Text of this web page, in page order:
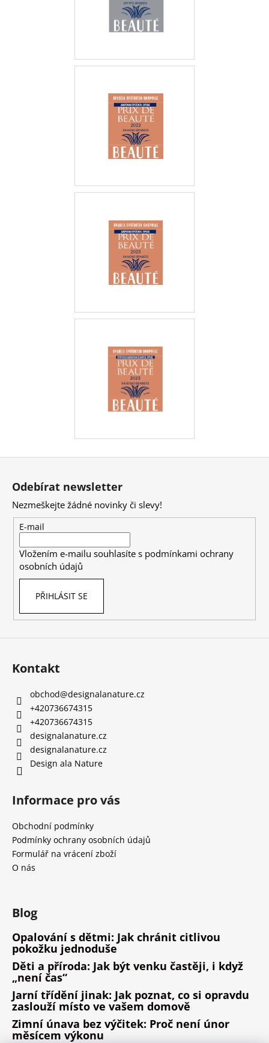
Odebírat newsletter
Nezmeškejte žádné novinky či slevy!
E-mail
Vložením e-mailu souhlasíte s podmínkami ochrany
osobních údajů
PŘIHLÁSIT SE
Kontakt
obchod@designalanature.cz
+420736674315
+420736674315
designalanature.cz
designalanature.cz
Design ala Nature
Informace pro vás
Obchodní podmínky
Podmínky ochrany osobních údajů
Formulář na vrácení zboží
O nás
Blog
Opalování s dětmi: Jak chránit citlivou
pokožku jednoduše
Děti a příroda: Jak být venku častěji, i když
„není čas“
Jarní třídění jinak: Jak poznat, co si opravdu
zaslouží místo ve vašem domově
Zimní únava bez výčitek: Proč není únor
měsícem výkonu